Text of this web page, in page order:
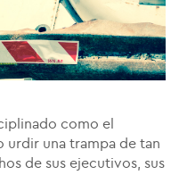
como el
urdir una trampa de tan
de sus ejecutivos, sus